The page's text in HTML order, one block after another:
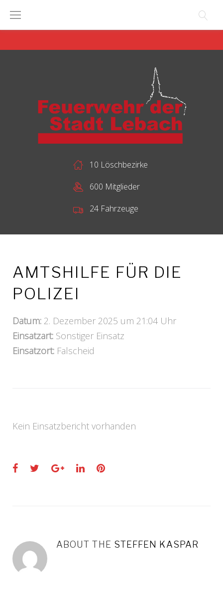
10 Löschbezirke
600 Mitglieder
24 Fahrzeuge
AMTSHILFE FÜR DIE
POLIZEI
Datum: 2. Dezember 2025 um 21:04 Uhr
Einsatzart: Sonstiger Einsatz
Einsatzort: Falscheid
Kein Einsatzbericht vorhanden
Facebook
TwitterGoogle+LinkedInPinterest
ABOUT THE STEFFEN KASPAR